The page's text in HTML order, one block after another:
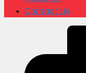
Contact Us